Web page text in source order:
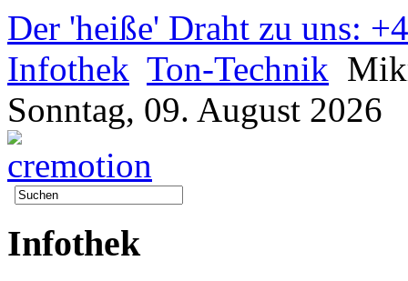
Der 'heiße' Draht zu uns:
Infothek Ton-Technik
Sonntag, 09. August 2026
Infothek